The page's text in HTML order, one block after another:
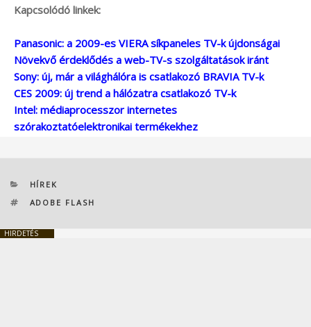
Kapcsolódó linkek:
Panasonic: a 2009-es VIERA síkpaneles TV-k újdonságai
Növekvő érdeklődés a web-TV-s szolgáltatások iránt
Sony: új, már a világhálóra is csatlakozó BRAVIA TV-k
CES 2009: új trend a hálózatra csatlakozó TV-k
Intel: médiaprocesszor internetes
szórakoztatóelektronikai termékekhez
KATEGÓRIÁK
HÍREK
CÍMKÉK
ADOBE FLASH
HIRDETÉS